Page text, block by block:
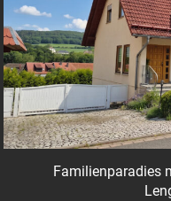
Familienparadies